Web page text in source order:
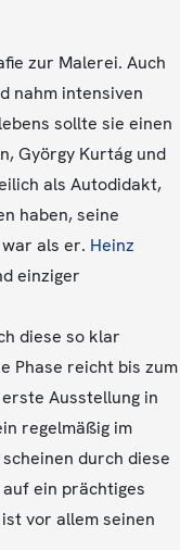
zur Malerei. Auch
nahm intensiven
sollte sie einen
György Kurtág und
als Autodidakt,
haben, seine
als er. Heinz
einziger
diese so klar
Phase reicht bis zum
Ausstellung in
regelmäßig im
scheinen durch diese
ein prächtiges
vor allem seinen